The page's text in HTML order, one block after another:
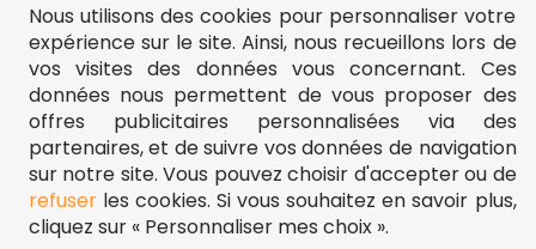
› Plan du site
** Frais d'envoi = 6,95 € (France) / gratuit à partir de 45 €.
fou-de-puzzle.com : le site référence pour acheter des puzzles de
qualité à bon prix.
© Fou-de-puzzle.com 2011 - 2026
Nous utilisons des cookies pour personnaliser votre
expérience sur le site. Ainsi, nous recueillons lors de
vos visites des données vous concernant. Ces
données nous permettent de vous proposer des
offres publicitaires personnalisées via des
partenaires, et de suivre vos données de navigation
sur notre site. Vous pouvez choisir d'accepter ou de
refuserles cookies. Si vous souhaitez en savoir plus,
cliquez sur « Personnaliser mes choix ».